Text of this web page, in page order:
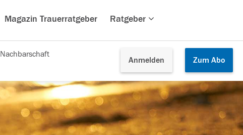
Magazin Trauerratgeber Ratgeber
Anmelden Zum Abo
Nachbarschaft